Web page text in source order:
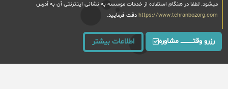
میشود. لطفا در هنگام استفاده از خدمات موسسه به نشانی اینترنتی آن به آدرس
https://www.tehranbozorg.com دقت فرمایید.
رزرو وقتــــــــــــ مشاوره اطلاعات بیشتر